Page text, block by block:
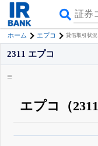
ホーム エプコ 貸借取引状況
2311 エプコ
エプコ（